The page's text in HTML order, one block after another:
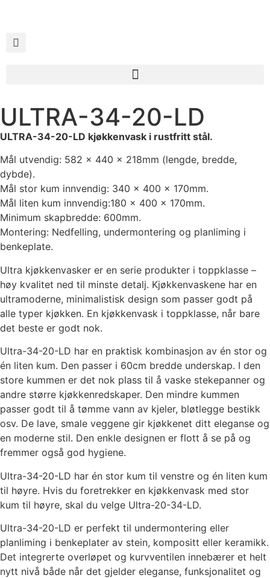
ULTRA-34-20-LD
ULTRA-34-20-LD kjøkkenvask i rustfritt stål.
Mål utvendig: 582 x 440 x 218mm (lengde, bredde,
dybde).
Mål stor kum innvendig: 340 x 400 x 170mm.
Mål liten kum innvendig:180 x 400 x 170mm.
Minimum skapbredde: 600mm.
Montering: Nedfelling, undermontering og planliming i
benkeplate.
Ultra kjøkkenvasker er en serie produkter i toppklasse –
høy kvalitet ned til minste detalj. Kjøkkenvaskene har en
ultramoderne, minimalistisk design som passer godt på
alle typer kjøkken. En kjøkkenvask i toppklasse, når bare
det beste er godt nok.
Ultra-34-20-LD har en praktisk kombinasjon av én stor og
én liten kum. Den passer i 60cm bredde underskap. I den
store kummen er det nok plass til å vaske stekepanner og
andre større kjøkkenredskaper. Den mindre kummen
passer godt til å tømme vann av kjeler, bløtlegge bestikk
osv. De lave, smale veggene gir kjøkkenet ditt eleganse og
en moderne stil. Den enkle designen er flott å se på og
fremmer også god hygiene.
Ultra-34-20-LD har én stor kum til venstre og én liten kum
til høyre. Hvis du foretrekker en kjøkkenvask med stor
kum til høyre, skal du velge Ultra-20-34-LD.
Ultra-34-20-LD er perfekt til undermontering eller
planliming i benkeplater av stein, kompositt eller keramikk.
Det integrerte overløpet og kurvventilen innebærer et helt
nytt nivå både når det gjelder eleganse, funksjonalitet og